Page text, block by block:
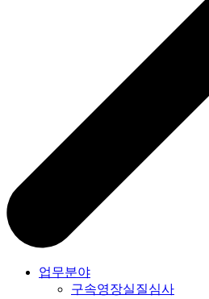
업무분야
구속영장실질심사